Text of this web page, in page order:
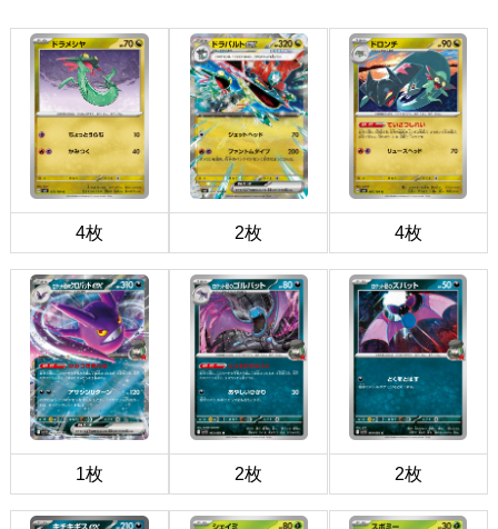
4枚 2枚 4枚
1枚 2枚 2枚